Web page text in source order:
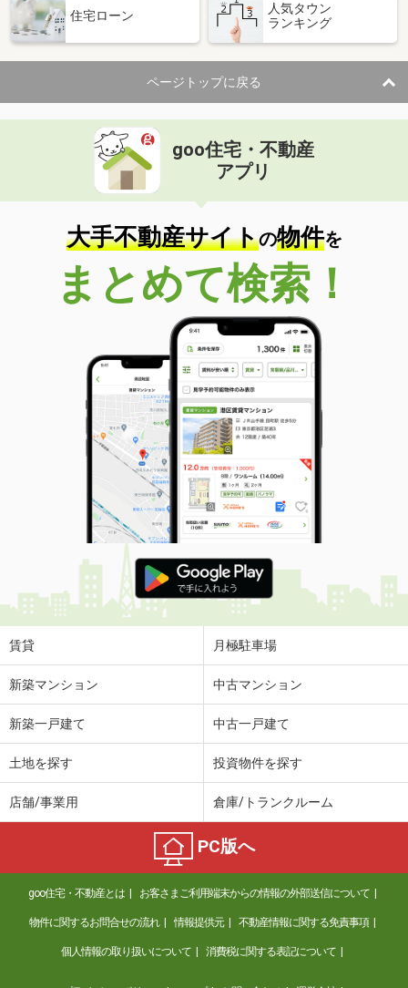
住宅ローン
人気タウン
ランキング
ページトップに戻る
goo住宅・不動産
アプリ
大手不動産サイトの物件を
まとめて検索！
賃貸 月極駐車場
新築マンション 中古マンション
新築一戸建て 中古一戸建て
土地を探す 投資物件を探す
店舗/事業用 倉庫/トランクルーム
PC版へ
goo住宅・不動産とは お客さまご利用端末からの情報の外部送信について
物件に関するお問合せの流れ 情報提供元 不動産情報に関する免責事項
個人情報の取り扱いについて 消費税に関する表記について